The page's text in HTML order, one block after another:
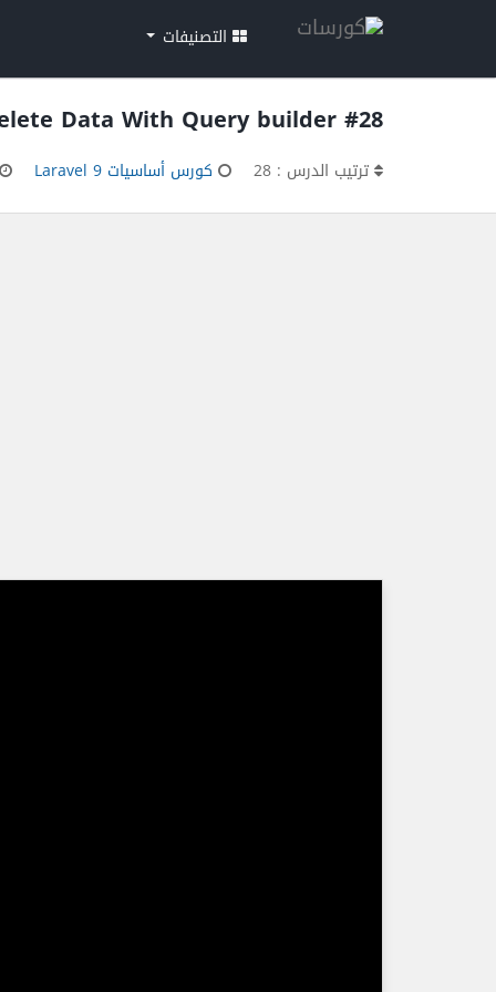
التصنيفات
#28 Delete Data With Query builder
ترتيب الدرس : 28 كورس أساسيات Laravel 9